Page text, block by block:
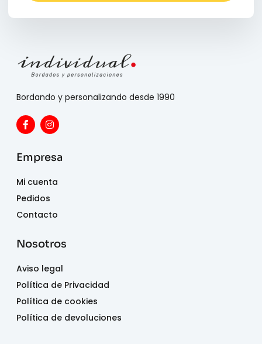
Bordando y personalizando desde 1990
Empresa
Mi cuenta
Pedidos
Contacto
Nosotros
Aviso legal
Política de Privacidad
Política de cookies
Política de devoluciones